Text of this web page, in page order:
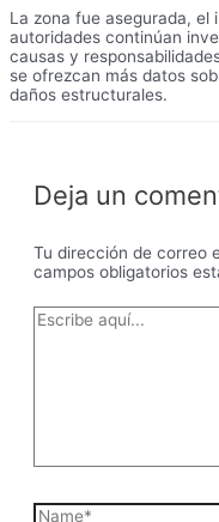
La zona fue asegurada,
autoridades continúan
causas y
se ofrezcan más datos
daños estructurales.
Deja un
Tu dirección de correo
campos obligatorios
Escribe
Name*